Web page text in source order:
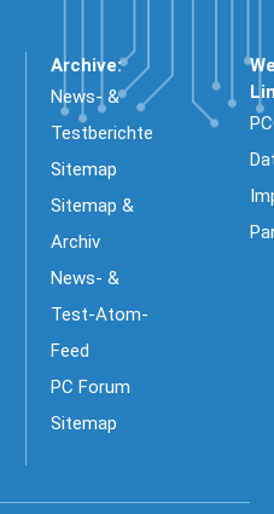
Archive:
News- &
Testberichte
Sitemap
Sitemap &
Archiv
News- &
Test-Atom-
Feed
PC Forum
Sitemap